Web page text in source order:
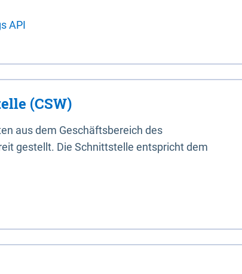
API
(CSW)
aus dem Geschäftsbereich des
gestellt. Die Schnittstelle entspricht dem